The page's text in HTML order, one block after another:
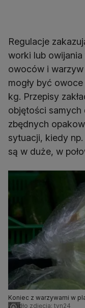
Regulacje
worki lub
owoców i
mogły być
kg. Przepisy
objętości samych
zbędnych
sytuacji, kiedy
są w duże, w
Koniec z warzywami w
Źródło zdjęcia: tvn24